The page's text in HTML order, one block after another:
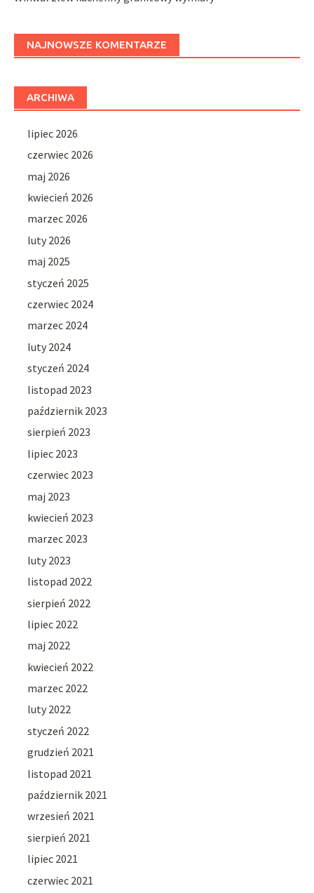
NAJNOWSZE KOMENTARZE
ARCHIWA
lipiec 2026
czerwiec 2026
maj 2026
kwiecień 2026
marzec 2026
luty 2026
maj 2025
styczeń 2025
czerwiec 2024
marzec 2024
luty 2024
styczeń 2024
listopad 2023
październik 2023
sierpień 2023
lipiec 2023
czerwiec 2023
maj 2023
kwiecień 2023
marzec 2023
luty 2023
listopad 2022
sierpień 2022
lipiec 2022
maj 2022
kwiecień 2022
marzec 2022
luty 2022
styczeń 2022
grudzień 2021
listopad 2021
październik 2021
wrzesień 2021
sierpień 2021
lipiec 2021
czerwiec 2021